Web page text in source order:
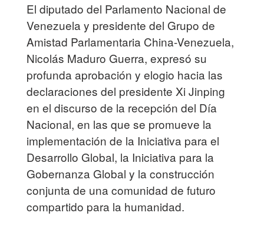
El diputado del Parlamento Nacional de
Venezuela y presidente del Grupo de
Amistad Parlamentaria China-Venezuela,
Nicolás Maduro Guerra, expresó su
profunda aprobación y elogio hacia las
declaraciones del presidente Xi Jinping
en el discurso de la recepción del Día
Nacional, en las que se promueve la
implementación de la Iniciativa para el
Desarrollo Global, la Iniciativa para la
Gobernanza Global y la construcción
conjunta de una comunidad de futuro
compartido para la humanidad.